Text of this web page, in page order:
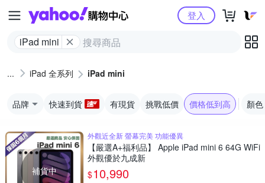
Yahoo購物中心
iPad mini
登入
iPad 全系列 iPad mini
品牌 快速到貨 有現貨 挑戰低價 價格低到高 顏色
補貨中
外觀近全新 螢幕完美 功能優異
【嚴選A+福利品】 Apple iPad mini 6 64G WiFi
外觀優於九成新
$10,990